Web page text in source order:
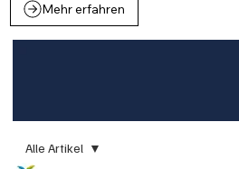
Mehr erfahren
Alle Artikel